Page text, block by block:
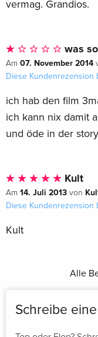
Standard Edition
Special Edition, 3 DVDs
Italienisch
Italienisch
Italienisch
Italienisch
vermag. Grandios.
was
Am 07. November 2014
Diese Kundenrezension
ich hab den film
ich kann nix damit
und öde in der
Kult
Am 14. Juli 2013 von
Diese Kundenrezension
Kult
Alle
Schreibe